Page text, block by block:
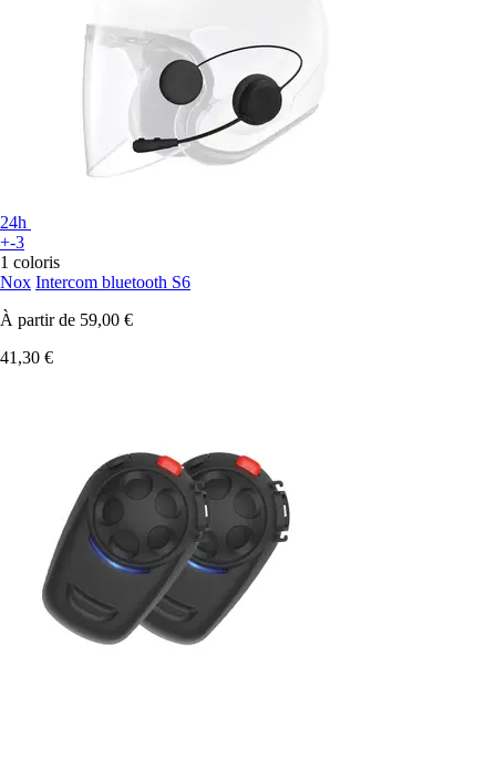
24h
+-3
1 coloris
Nox Intercom bluetooth S6
À partir de 59,00 €
41,30 €